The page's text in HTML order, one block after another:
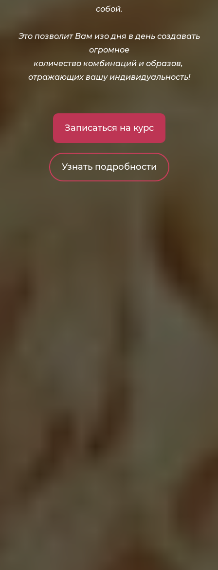
собой.
Это позволит Вам изо дня в день создавать
огромное
количество комбинаций и образов,
отражающих вашу индивидуальность!​​​​​
Записаться на курс
Узнать подробности